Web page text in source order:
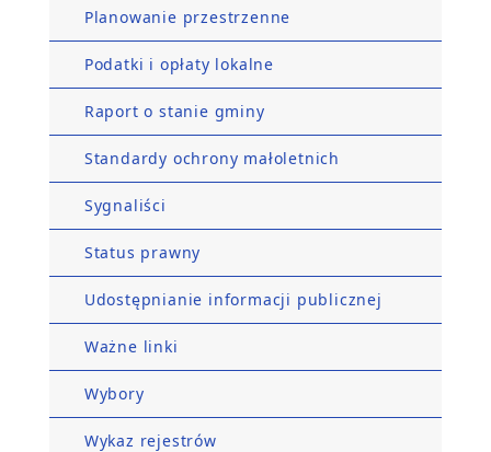
Planowanie przestrzenne
Podatki i opłaty lokalne
Raport o stanie gminy
Standardy ochrony małoletnich
Sygnaliści
Status prawny
Udostępnianie informacji publicznej
Ważne linki
Wybory
Wykaz rejestrów